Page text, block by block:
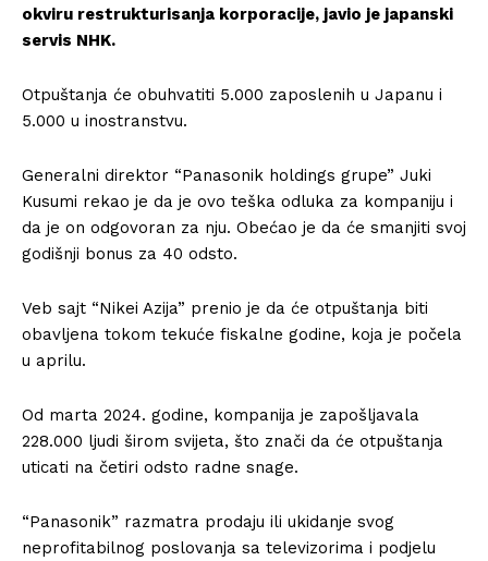
okviru restrukturisanja korporacije, javio je japanski
servis NHK.
Otpuštanja će obuhvatiti 5.000 zaposlenih u Japanu i
5.000 u inostranstvu.
Generalni direktor “Panasonik holdings grupe” Juki
Kusumi rekao je da je ovo teška odluka za kompaniju i
da je on odgovoran za nju. Obećao je da će smanjiti svoj
godišnji bonus za 40 odsto.
Veb sajt “Nikei Azija” prenio je da će otpuštanja biti
obavljena tokom tekuće fiskalne godine, koja je počela
u aprilu.
Od marta 2024. godine, kompanija je zapošljavala
228.000 ljudi širom svijeta, što znači da će otpuštanja
uticati na četiri odsto radne snage.
“Panasonik” razmatra prodaju ili ukidanje svog
neprofitabilnog poslovanja sa televizorima i podjelu